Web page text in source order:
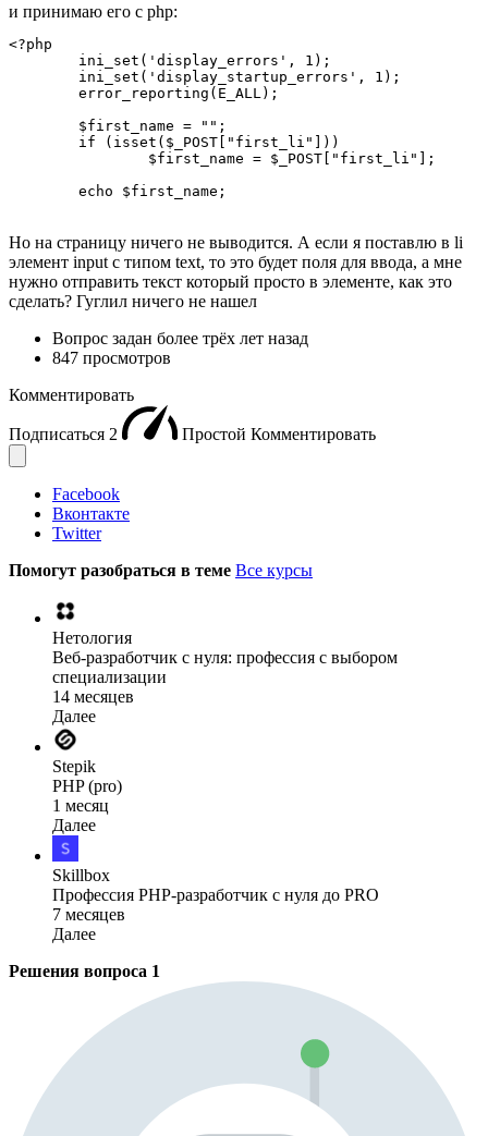
и принимаю его с php:
<?php
	echo $first_name;
Но на страницу ничего не выводится. А если я поставлю в li
элемент input с типом text, то это будет поля для ввода, а мне
нужно отправить текст который просто в элементе, как это
сделать? Гуглил ничего не нашел
Вопрос задан более трёх лет назад
847 просмотров
Комментировать
Подписаться 2 Простой Комментировать
Facebook
Вконтакте
Twitter
Помогут разобраться в теме Все курсы
Нетология
Веб-разработчик с нуля: профессия с выбором
специализации
14 месяцев
Далее
Stepik
PHP (pro)
1 месяц
Далее
Skillbox
Профессия PHP-разработчик с нуля до PRO
7 месяцев
Далее
Решения вопроса 1